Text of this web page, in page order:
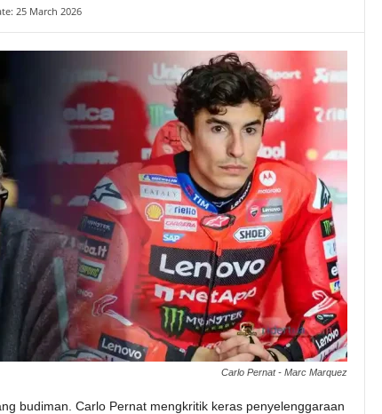
25 March 2026
Carlo Pernat - Marc Marquez
budiman. Carlo Pernat mengkritik keras penyelenggaraan